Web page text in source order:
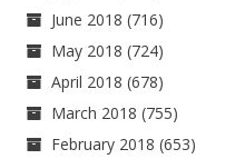
June 2018 (716)
May 2018 (724)
April 2018 (678)
March 2018 (755)
February 2018 (653)